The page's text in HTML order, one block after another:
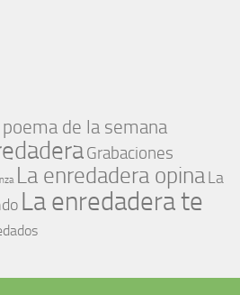
poema de la semana
Grabaciones
La enredadera opina La
La enredadera te